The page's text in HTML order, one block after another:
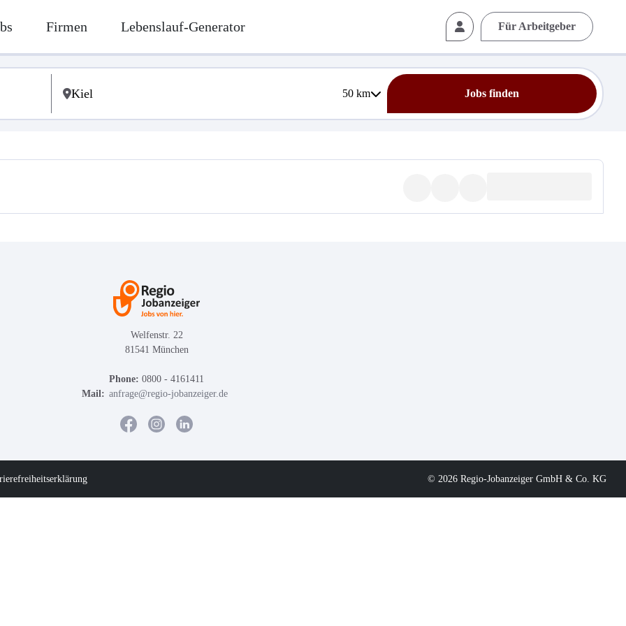
Firmen Lebenslauf-Generator Für Arbeitgeber
50km Jobs finden
Welfenstr. 22
81541 München
Phone: 0800 - 4161411
Mail: anfrage@regio-jobanzeiger.de
© 2026 Regio-Jobanzeiger GmbH & Co. KG